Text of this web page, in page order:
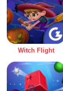
Witch Flight